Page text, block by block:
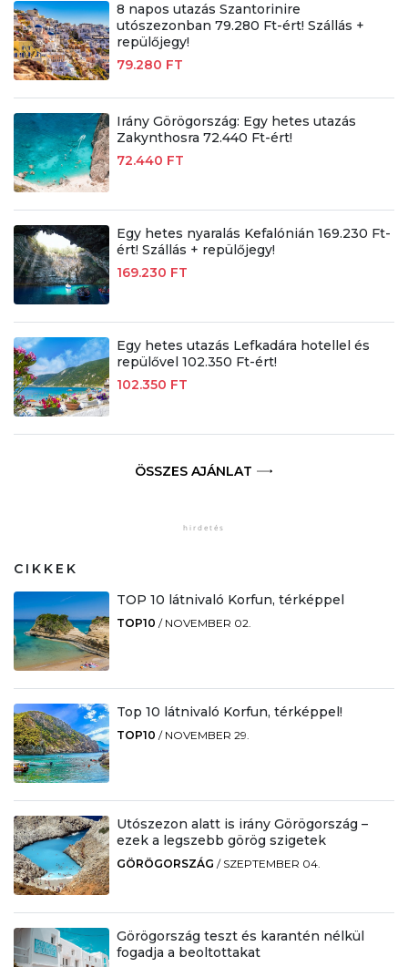
8 napos utazás Szantorinire
utószezonban 79.280 Ft-ért! Szállás +
repülőjegy!
79.280 FT
Irány Görögország: Egy hetes utazás
Zakynthosra 72.440 Ft-ért!
72.440 FT
Egy hetes nyaralás Kefalónián 169.230 Ft-
ért! Szállás + repülőjegy!
169.230 FT
Egy hetes utazás Lefkadára hotellel és
repülővel 102.350 Ft-ért!
102.350 FT
ÖSSZES AJÁNLAT
CIKKEK
TOP 10 látnivaló Korfun, térképpel
TOP10 / NOVEMBER 02.
Top 10 látnivaló Korfun, térképpel!
TOP10 / NOVEMBER 29.
Utószezon alatt is irány Görögország –
ezek a legszebb görög szigetek
GÖRÖGORSZÁG / SZEPTEMBER 04.
Görögország teszt és karantén nélkül
fogadja a beoltottakat